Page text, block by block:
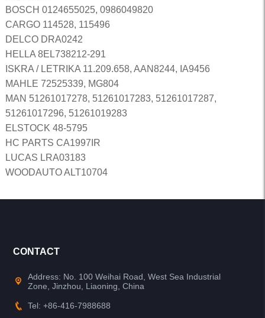
BOSCH 0124655025, 0986049820
CARGO 114528, 115496
DELCO DRA0242
HELLA 8EL738212-291
ISKRA / LETRIKA 11.209.658, AAN8244, IA9456
MAHLE 72525339, MG804
MAN 51261017278, 51261017283, 51261017287,
51261017296, 51261019283
ELSTOCK 48-5795
HC PARTS CA1997IR
LUCAS LRA03183
WOODAUTO ALT10704
CONTACT
Address: No. 100 Weihai Road, West Sea Industrial
Zone, Jinzhou, Liaoning, China
Tel: +86-416-7988688